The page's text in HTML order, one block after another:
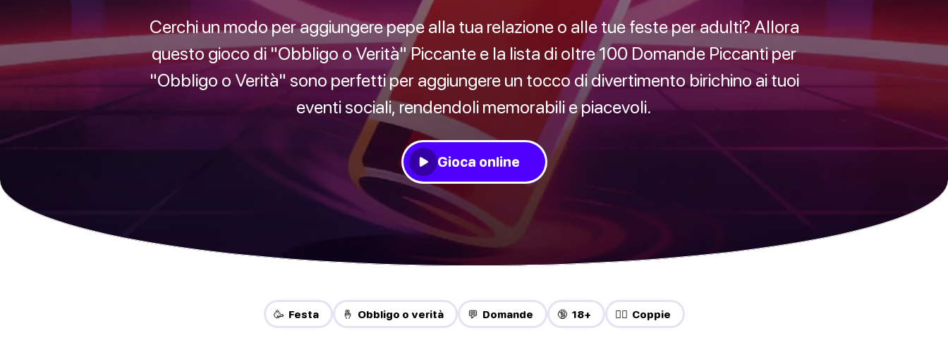
Cerchi un modo per aggiungere pepe alla tua relazione o alle tue feste per adulti? Allora
questo gioco di "Obbligo o Verità" Piccante e la lista di oltre 100 Domande Piccanti per
"Obbligo o Verità" sono perfetti per aggiungere un tocco di divertimento birichino ai tuoi
eventi sociali, rendendoli memorabili e piacevoli.
Gioca online
🥳 Festa 🤞 Obbligo o verità 💬 Domande 🔞 18+ ❤️‍🔥 Coppie